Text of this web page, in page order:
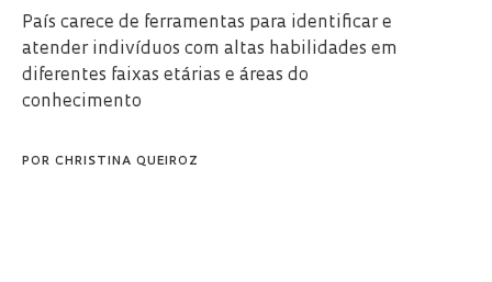
País carece de ferramentas para identificar e
atender indivíduos com altas habilidades em
diferentes faixas etárias e áreas do
conhecimento
POR CHRISTINA QUEIROZ